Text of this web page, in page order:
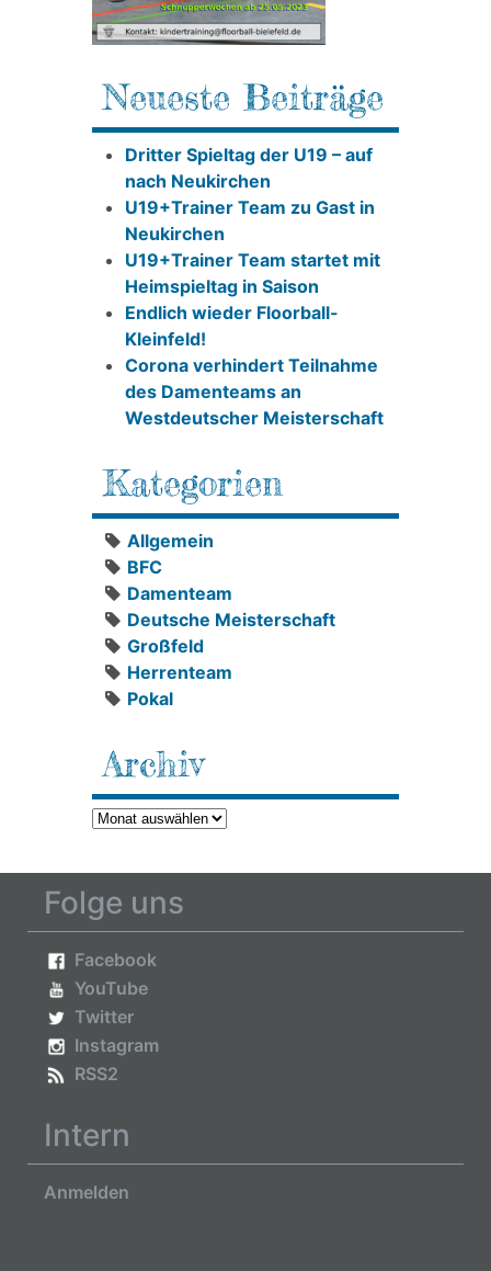
Neueste Beiträge
Dritter Spieltag der U19 – auf
nach Neukirchen
U19+Trainer Team zu Gast in
Neukirchen
U19+Trainer Team startet mit
Heimspieltag in Saison
Endlich wieder Floorball-
Kleinfeld!
Corona verhindert Teilnahme
des Damenteams an
Westdeutscher Meisterschaft
Kategorien
Allgemein
BFC
Damenteam
Deutsche Meisterschaft
Großfeld
Herrenteam
Pokal
Archiv
Archiv
Folge uns
Facebook
YouTube
Twitter
Instagram
RSS2
Intern
Anmelden